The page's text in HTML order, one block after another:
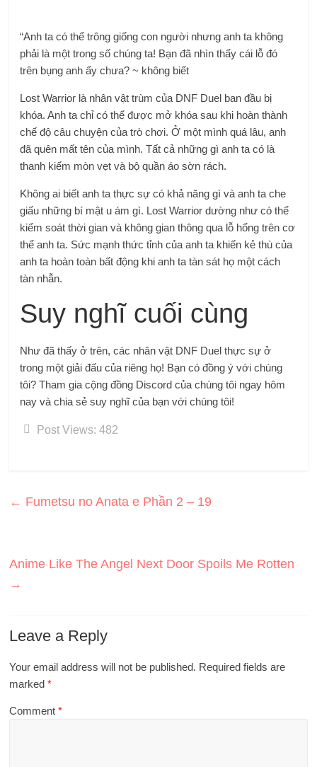
“Anh ta có thể trông giống con người nhưng anh ta không
phải là một trong số chúng ta! Bạn đã nhìn thấy cái lỗ đó
trên bụng anh ấy chưa? ~ không biết
Lost Warrior là nhân vật trùm của DNF Duel ban đầu bị
khóa. Anh ta chỉ có thể được mở khóa sau khi hoàn thành
chế độ câu chuyện của trò chơi. Ở một mình quá lâu, anh
đã quên mất tên của mình. Tất cả những gì anh ta có là
thanh kiếm mòn vẹt và bộ quần áo sờn rách.
Không ai biết anh ta thực sự có khả năng gì và anh ta che
giấu những bí mật u ám gì. Lost Warrior dường như có thể
kiểm soát thời gian và không gian thông qua lỗ hổng trên cơ
thể anh ta. Sức mạnh thức tỉnh của anh ta khiến kẻ thù của
anh ta hoàn toàn bất động khi anh ta tàn sát họ một cách
tàn nhẫn.
Suy nghĩ cuối cùng
Như đã thấy ở trên, các nhân vật DNF Duel thực sự ở
trong một giải đấu của riêng họ! Bạn có đồng ý với chúng
tôi? Tham gia cộng đồng Discord của chúng tôi ngay hôm
nay và chia sẻ suy nghĩ của bạn với chúng tôi!
Post Views: 482
← Fumetsu no Anata e Phần 2 – 19
Anime Like The Angel Next Door Spoils Me Rotten
→
Leave a Reply
Your email address will not be published. Required fields are
marked*
Comment*